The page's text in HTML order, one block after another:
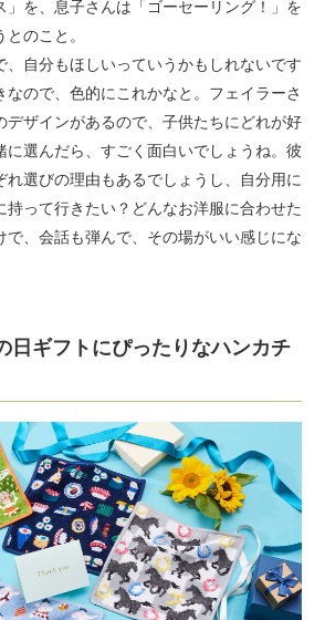
」を、息子さんは「ゴーセーリング！」を
のこと。
、自分もほしいっていうかもしれないです
なので、色的にこれかなと。フェイラーさ
デザインがあるので、子供たちにどれが好
に選んだら、すごく面白いでしょうね。彼
れ選びの理由もあるでしょうし、自分用に
持って行きたい？どんなお洋服に合わせた
で、会話も弾んで、その場がいい感じにな
日ギフトにぴったりなハンカチ